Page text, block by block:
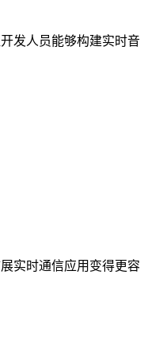
发人员能够构建实时音
实时通信应用变得更容